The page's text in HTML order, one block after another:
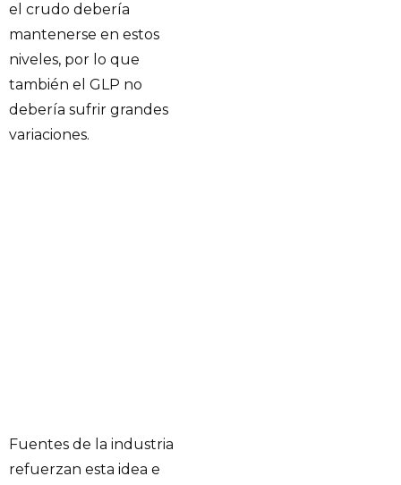
el crudo debería
mantenerse en estos
niveles, por lo que
también el GLP no
debería sufrir grandes
variaciones.
Fuentes de la industria
refuerzan esta idea e